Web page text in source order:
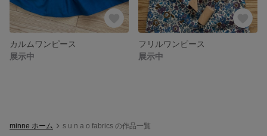
カルムワンピース
展示中
フリルワンピース
展示中
minne ホーム s u n a o fabrics の作品一覧